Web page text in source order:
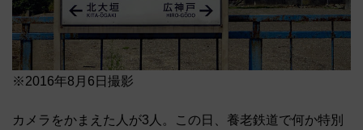
※2016年8月6日撮影
カメラをかまえた人が3人。この日、養老鉄道で何か特別